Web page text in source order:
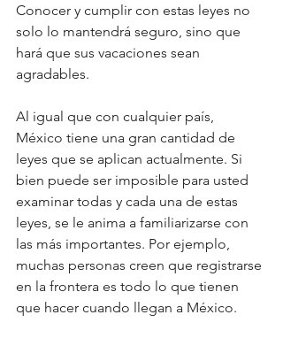
Conocer y cumplir con estas leyes no
solo lo mantendrá seguro, sino que
hará que sus vacaciones sean
agradables.
Al igual que con cualquier país,
México tiene una gran cantidad de
leyes que se aplican actualmente. Si
bien puede ser imposible para usted
examinar todas y cada una de estas
leyes, se le anima a familiarizarse con
las más importantes. Por ejemplo,
muchas personas creen que registrarse
en la frontera es todo lo que tienen
que hacer cuando llegan a México.